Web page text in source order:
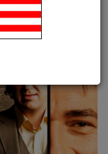
5119